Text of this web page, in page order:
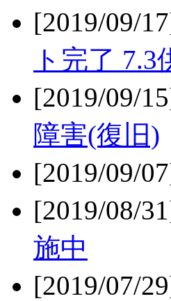
[2019/09/
ト完了 7.3
[2019/09/
障害(復旧)
[2019/09/
[2019/08/
施中
[2019/07/